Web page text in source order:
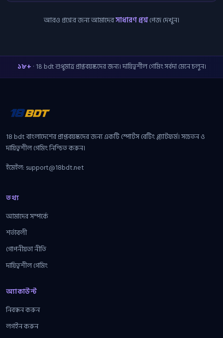
আরও প্রশ্নের জন্য আমাদেরসাধারণ প্রশ্নপেজ দেখুন।
১৮+ · 18 bdt শুধুমাত্র প্রাপ্তবয়স্কদের জন্য। দায়িত্বশীল গেমিং সর্বদা মেনে চলুন।
18 bdt বাংলাদেশের প্রাপ্তবয়স্কদের জন্য একটি স্পোর্টস বেটিং প্ল্যাটফর্ম। সচেতন ও
দায়িত্বশীল গেমিং নিশ্চিত করুন।
ইমেইল: support@18bdt.net
তথ্য
আমাদের সম্পর্কে
শর্তাবলী
গোপনীয়তা নীতি
দায়িত্বশীল গেমিং
অ্যাকাউন্ট
নিবন্ধন করুন
লগইন করুন